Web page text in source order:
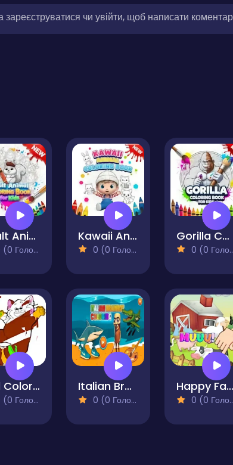
зареєструватися чи увійти, щоб написати коментар
Adult Animal Coloring Book for Kids
Голосів)
Kawaii Animal Coloring Book
0 (0 Голосів)
Gorilla Coloring Book for Kids
0 (0 Голосів)
Red Coloring Book
Голосів)
Italian Brainrot Coloring
0 (0 Голосів)
Happy Farm for Kids
0 (0 Голосів)